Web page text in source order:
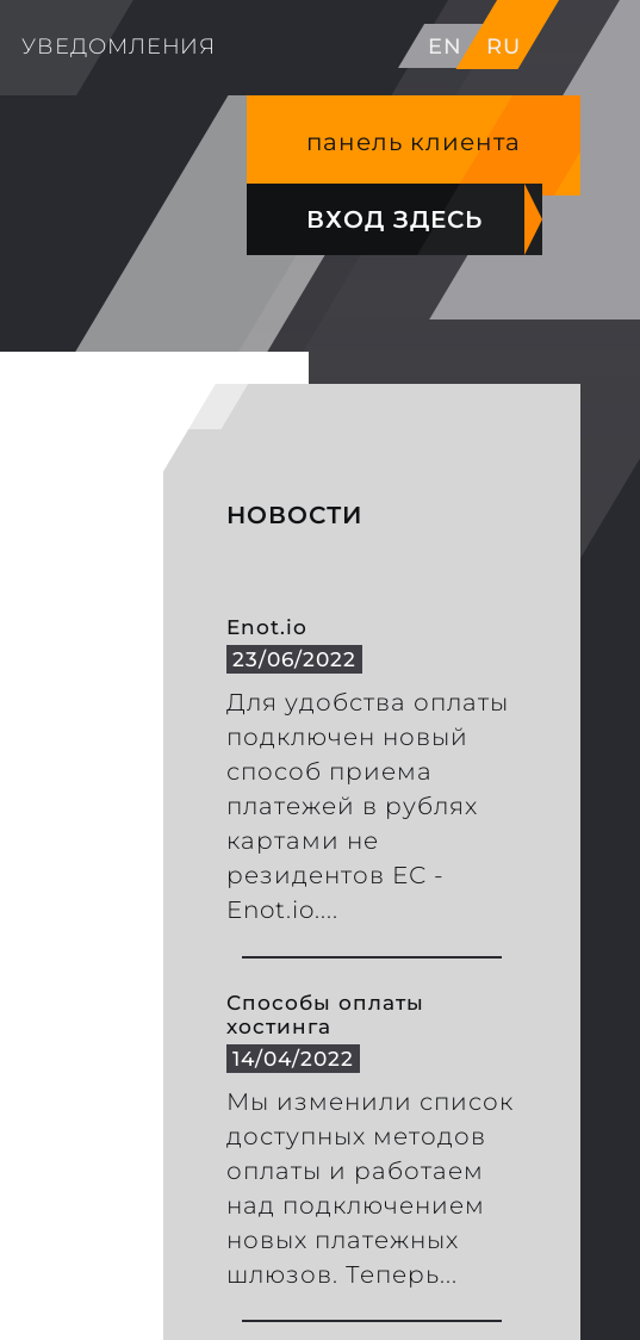
УВЕДОМЛЕНИЯ EN RU
панель клиента
ВХОД ЗДЕСЬ
НОВОСТИ
Enot.io
23/06/2022
Для удобства оплаты
подключен новый
способ приема
платежей в рублях
картами не
резидентов ЕС -
Enot.io....
Способы оплаты
хостинга
14/04/2022
Мы изменили список
доступных методов
оплаты и работаем
над подключением
новых платежных
шлюзов. Теперь...